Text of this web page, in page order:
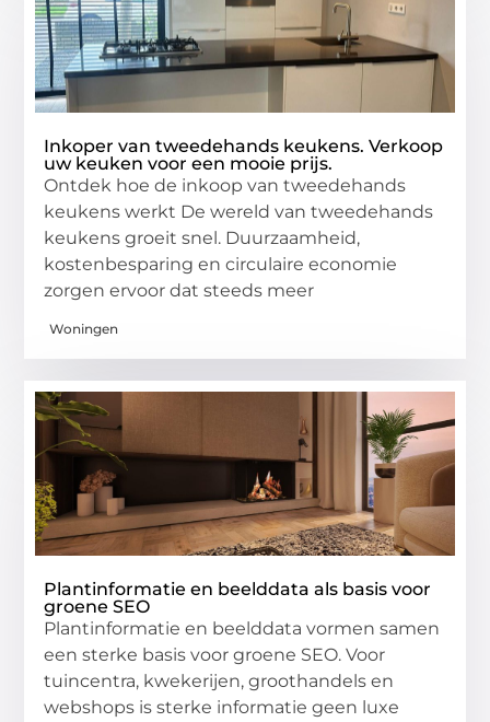
Inkoper van tweedehands keukens. Verkoop
uw keuken voor een mooie prijs.
Ontdek hoe de inkoop van tweedehands
keukens werkt De wereld van tweedehands
keukens groeit snel. Duurzaamheid,
kostenbesparing en circulaire economie
zorgen ervoor dat steeds meer
Woningen
Plantinformatie en beelddata als basis voor
groene SEO
Plantinformatie en beelddata vormen samen
een sterke basis voor groene SEO. Voor
tuincentra, kwekerijen, groothandels en
webshops is sterke informatie geen luxe